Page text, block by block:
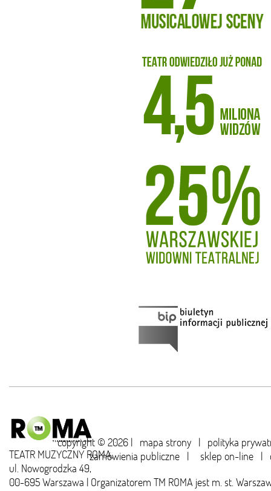
copyright © 2026 | mapa strony | polityka
zamówienia publiczne | sklep on-line |
TEATR MUZYCZNY ROMA,
ul. Nowogrodzka 49,
00-695 Warszawa | Organizatorem TM ROMA jest m. st.